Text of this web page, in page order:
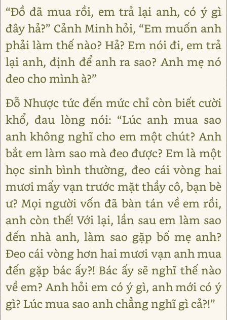
“Đồ đã mua rồi, em trả lại anh, có ý gì
đây hả?” Cảnh Minh hỏi, “Em muốn anh
phải làm thế nào? Hả? Em nói đi, em trả
lại anh, định để anh ra sao? Anh mẹ nó
đeo cho mình à?”
Đỗ Nhược tức đến mức chỉ còn biết cười
khổ, đau lòng nói: “Lúc anh mua sao
anh không nghĩ cho em một chút? Anh
bắt em làm sao mà đeo được? Em là một
học sinh bình thường, đeo cái vòng hai
mươi mấy vạn trước mặt thầy cô, bạn bè
ư? Mọi người vốn đã bàn tán về em rồi,
anh còn thế! Với lại, lần sau em làm sao
đến nhà anh, làm sao gặp bố mẹ anh?
Đeo cái vòng hơn hai mươi vạn anh mua
đến gặp bác ấy?! Bác ấy sẽ nghĩ thế nào
về em? Anh hỏi em có ý gì, anh mới có ý
gì? Lúc mua sao anh chẳng nghĩ gì cả?!”